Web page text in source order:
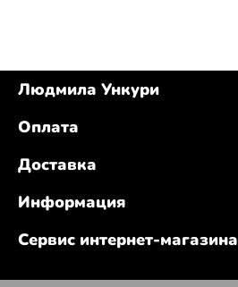
Людмила Ункури
Оплата
Доставка
Информация
Сервис интернет-магазина